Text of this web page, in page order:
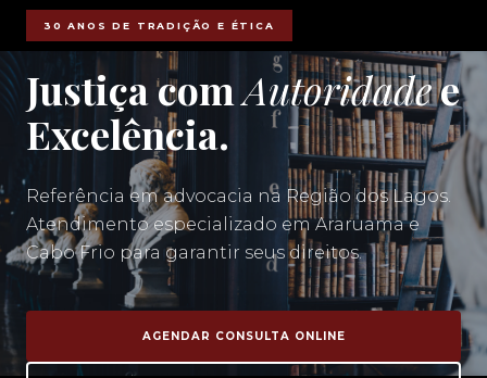
30 ANOS DE TRADIÇÃO E ÉTICA
Justiça comAutoridadee
Excelência.
Referência em advocacia na Região dos Lagos.
Atendimento especializado em Araruama e
Cabo Frio para garantir seus direitos.
AGENDAR CONSULTA ONLINE